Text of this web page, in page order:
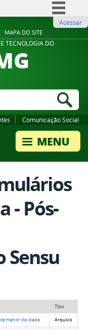
MAPA DO SITE
Comunica BR
Participe
Legislação
Acessar
TECNOLOGIA DO
Comunicação Social
- Pós-
Sensu
Tipo
menor de idade Arquivo